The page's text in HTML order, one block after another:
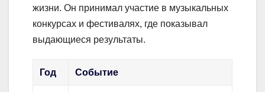
жизни. Он принимал участие в музыкальных
конкурсах и фестивалях, где показывал
выдающиеся результаты.
Год Событие